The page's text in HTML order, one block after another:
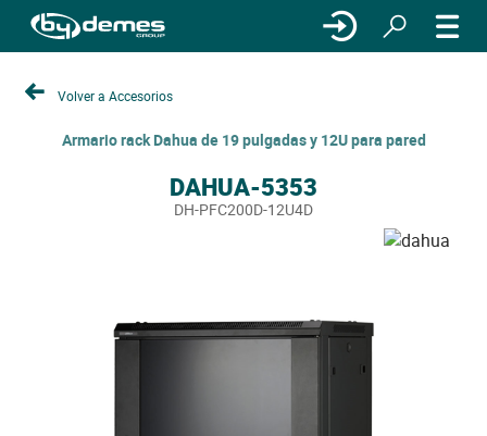
Volver a Accesorios
Armario rack Dahua de 19 pulgadas y 12U para pared
DAHUA-5353
DH-PFC200D-12U4D